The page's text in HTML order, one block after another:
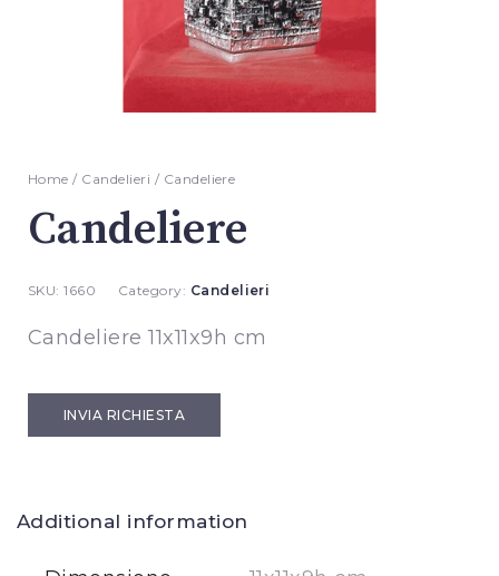
Home / Candelieri / Candeliere
Candeliere
SKU:1660 Category: Candelieri
Candeliere 11x11x9h cm
INVIA RICHIESTA
Additional information